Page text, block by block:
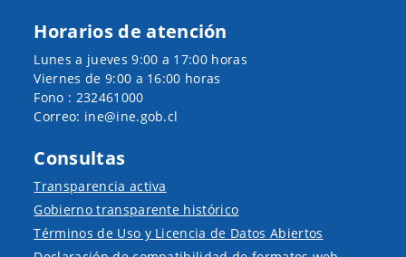
Horarios de atención
Lunes a jueves 9:00 a 17:00 horas
Viernes de 9:00 a 16:00 horas
Fono : 232461000
Correo: ine@ine.gob.cl
Consultas
Transparencia activa
Gobierno transparente histórico
Términos de Uso y Licencia de Datos Abiertos